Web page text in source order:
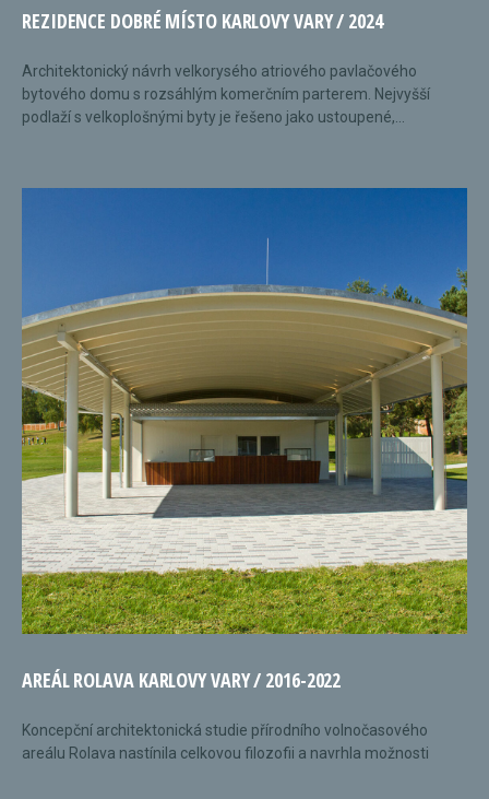
REZIDENCE DOBRÉ MÍSTO KARLOVY VARY / 2024
Architektonický návrh velkorysého atriového pavlačového
bytového domu s rozsáhlým komerčním parterem. Nejvyšší
podlaží s velkoplošnými byty je řešeno jako ustoupené,...
AREÁL ROLAVA KARLOVY VARY / 2016-2022
Koncepční architektonická studie přírodního volnočasového
areálu Rolava nastínila celkovou filozofii a navrhla možnosti